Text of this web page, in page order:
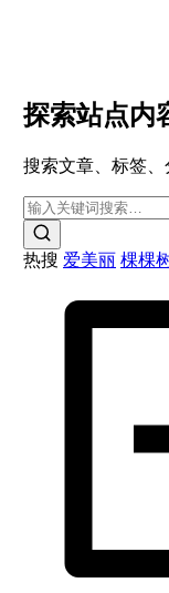
探索站点内
搜索文章、标签、
热搜 爱美丽 棵棵